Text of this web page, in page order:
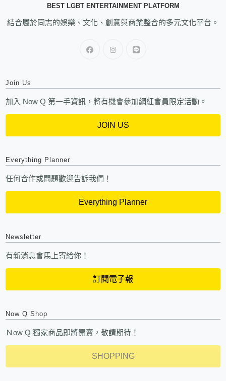
BEST LGBT ENTERTAINMENT PLATFORM
結合屬於同志的娛樂、文化、創意與商業整合的多元文化平台。
Join Us
加入 Now Q 第一手資訊，將有機會參加網紅會員限定活動。
JOIN US
Everything Planner
任何合作或問題歡迎告訴我們！
Everything Planner
Newsletter
有新消息會馬上寄給你！
訂閱電子報
Now Q Shop
Ｎow Q 獨家商品即將開賣，敬請期待！
SHOPPING